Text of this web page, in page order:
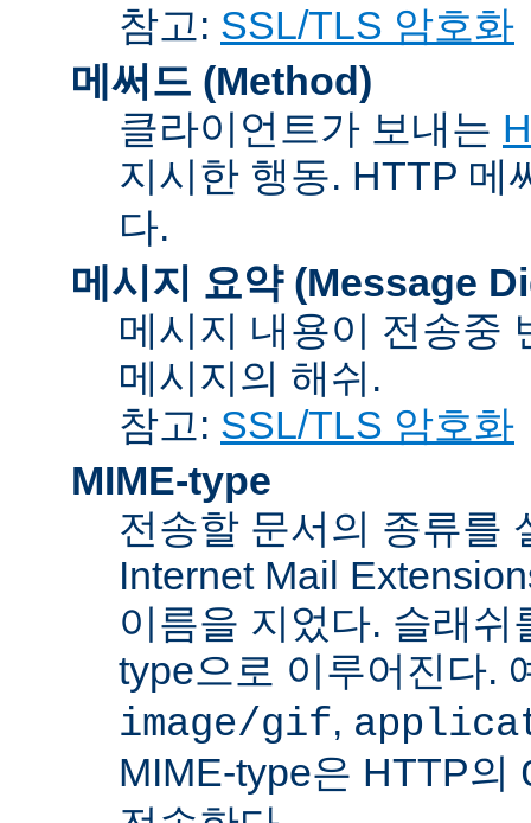
참고: SSL/TLS 암호화
메써드 (Method)
클라이언트가 보내는
지시한 행동. HTTP 메
다.
메시지 요약 (Message
메시지 내용이 전송중
메시지의 해쉬.
참고: SSL/TLS 암호화
MIME-type
전송할 문서의 종류를
Internet Mail
이름을 지었다. 슬래
type으로 이루어진다.
image/gif,
MIME-type은 HTTP의